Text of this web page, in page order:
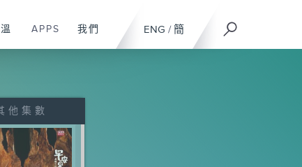
ENG / 簡
APPS 我們
他集數